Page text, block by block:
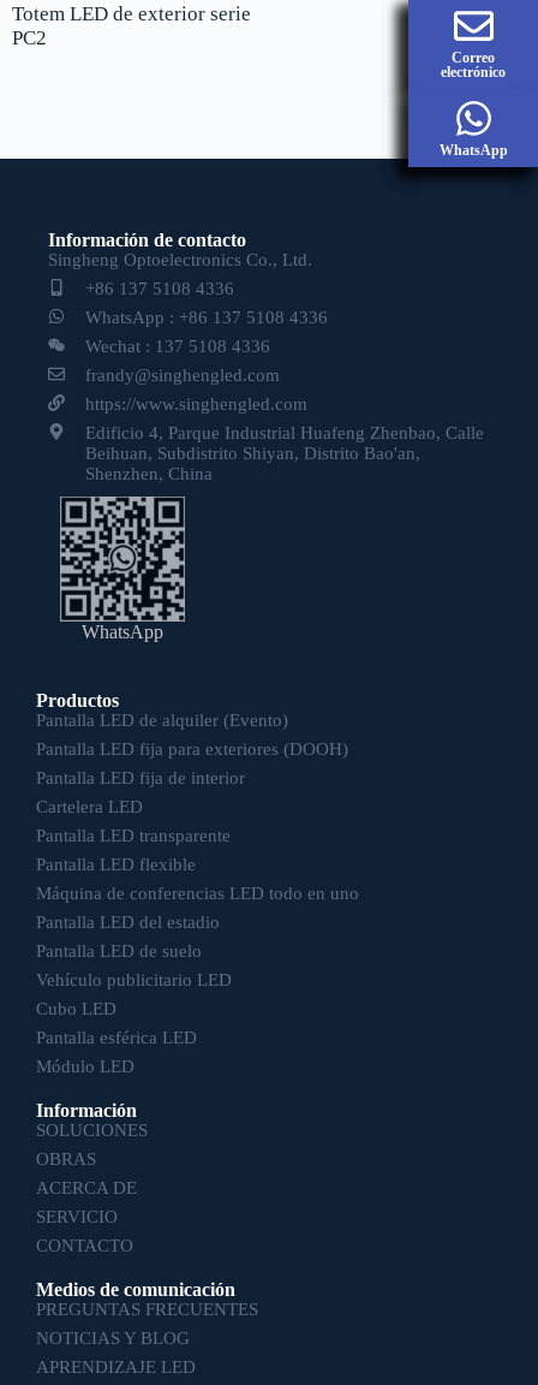
Totem LED de exterior serie
PC2
Correo
electrónico
WhatsApp
Correo
electrónico
WhatsApp
Información de contacto
Singheng Optoelectronics Co., Ltd.
+86 137 5108 4336
WhatsApp : +86 137 5108 4336
Wechat : 137 5108 4336
frandy@singhengled.com
https://www.singhengled.com
Edificio 4, Parque Industrial Huafeng Zhenbao, Calle
Beihuan, Subdistrito Shiyan, Distrito Bao'an,
Shenzhen, China
WhatsApp
Productos
Pantalla LED de alquiler (Evento)
Pantalla LED fija para exteriores (DOOH)
Pantalla LED fija de interior
Cartelera LED
Pantalla LED transparente
Pantalla LED flexible
Máquina de conferencias LED todo en uno
Pantalla LED del estadio
Pantalla LED de suelo
Vehículo publicitario LED
Cubo LED
Pantalla esférica LED
Módulo LED
Información
SOLUCIONES
OBRAS
ACERCA DE
SERVICIO
CONTACTO
Medios de comunicación
PREGUNTAS FRECUENTES
NOTICIAS Y BLOG
APRENDIZAJE LED
Correo
electrónico
WhatsApp